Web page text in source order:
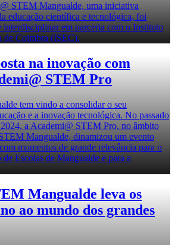
STEM Mangualde, uma iniciativa
educação científica e tecnológica, foi
interdisciplinar em parceria com o Instituto
de Coimbra (ISEC).
na inovação com
STEM Pro
tem vindo a consolidar o seu
e a inovação tecnológica. No passado
a Academi@ STEM Pro, no âmbito
Mangualde, dinamizou um evento
momentos de grande relevância para o
Escolas de Mangualde e para a
Mangualde leva os
ao mundo dos grandes